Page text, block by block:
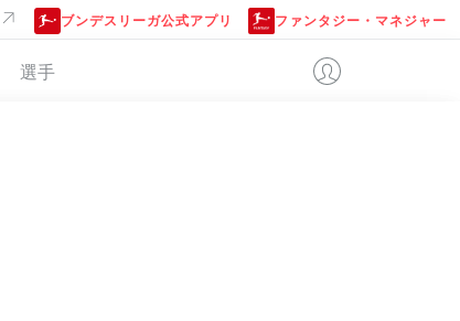
ブンデスリーガ公式アプリ ファンタジー・マネジャー
選手